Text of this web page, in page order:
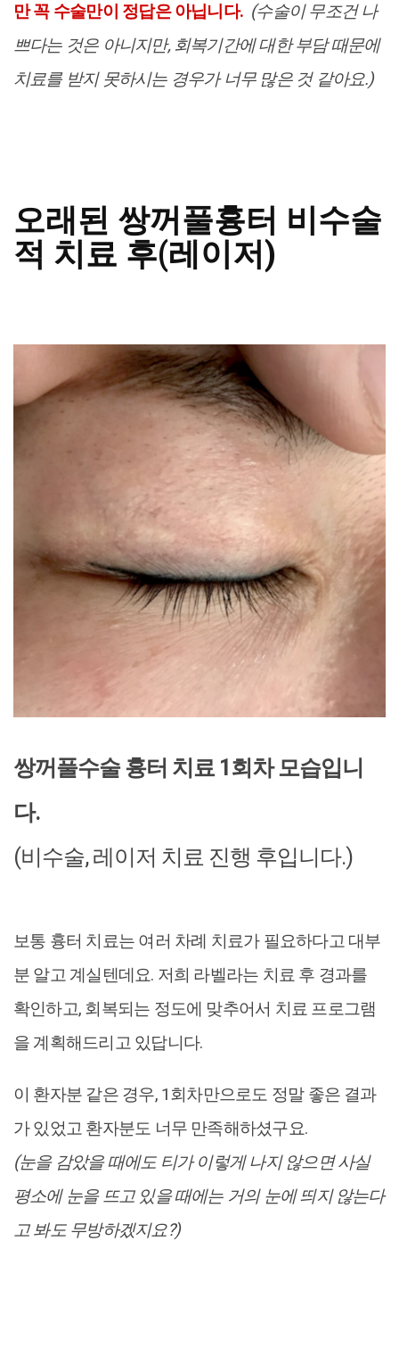
만 꼭 수술만이 정답은 아닙니다. (수술이 무조건 나
쁘다는 것은 아니지만, 회복기간에 대한 부담 때문에
치료를 받지 못하시는 경우가 너무 많은 것 같아요.)
오래된 쌍꺼풀흉터 비수술
적 치료 후(레이저)
쌍꺼풀수술 흉터 치료 1회차 모습입니
다.
(비수술, 레이저 치료 진행 후입니다.)
보통 흉터 치료는 여러 차례 치료가 필요하다고 대부
분 알고 계실텐데요. 저희 라벨라는 치료 후 경과를
확인하고, 회복되는 정도에 맞추어서 치료 프로그램
을 계획해드리고 있답니다.
이 환자분 같은 경우, 1회차만으로도 정말 좋은 결과
가 있었고 환자분도 너무 만족해하셨구요.
(눈을 감았을 때에도 티가 이렇게 나지 않으면 사실
평소에 눈을 뜨고 있을 때에는 거의 눈에 띄지 않는다
고 봐도 무방하겠지요?)